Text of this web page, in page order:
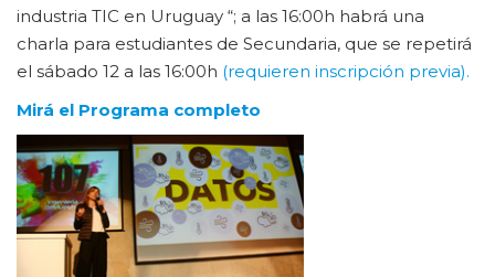
industria TIC en Uruguay “; a las 16:00h habrá una
charla para estudiantes de Secundaria, que se repetirá
el sábado 12 a las 16:00h (requieren inscripción previa).
Mirá el Programa completo